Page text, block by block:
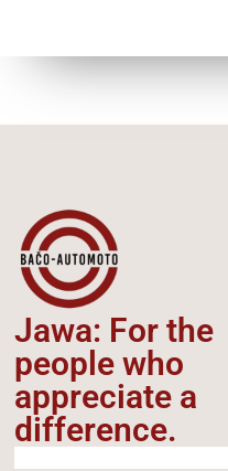
Jawa: For the
people who
appreciate a
difference.​